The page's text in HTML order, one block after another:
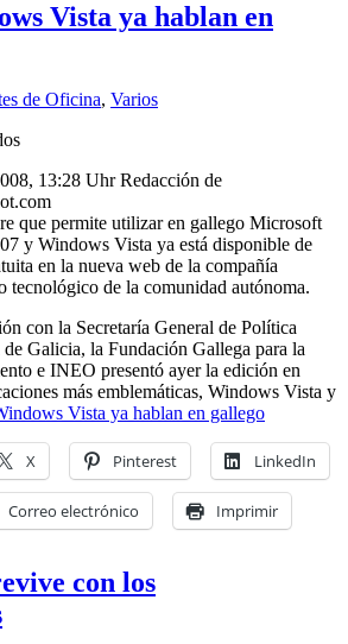
Vista ya hablan en
de Oficina, Varios
en
y
Windows
Vista
ya
hablan
en
13:28 Uhr Redacción de
que permite utilizar en gallego Microsoft
y Windows Vista ya está disponible de
en la nueva web de la compañía
tecnológico de la comunidad autónoma.
con la Secretaría General de Política
Galicia, la Fundación Gallega para la
e INEO presentó ayer la edición en
más emblemáticas, Windows Vista y
Vista ya hablan en gallego
X Pinterest LinkedIn
Correo electrónico Imprimir
con los